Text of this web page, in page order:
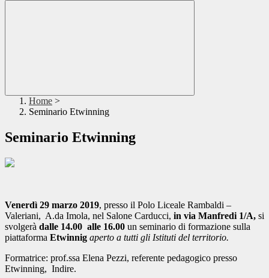
Home >
Seminario Etwinning
Seminario Etwinning
Venerdì 29 marzo 2019, presso il Polo Liceale Rambaldi –
Valeriani, A.da Imola, nel Salone Carducci, in via Manfredi 1/A, si
svolgerà dalle 14.00 alle 16.00 un seminario di formazione sulla
piattaforma Etwinnig aperto a tutti gli Istituti del territorio.
Formatrice: prof.ssa Elena Pezzi, referente pedagogico presso
Etwinning, Indire.